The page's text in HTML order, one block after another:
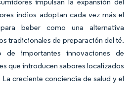
indios adoptan cada vez más el
beber como una alternativa
tradicionales de preparación del té.
importantes innovaciones de
que introducen sabores localizados
creciente conciencia de salud y el